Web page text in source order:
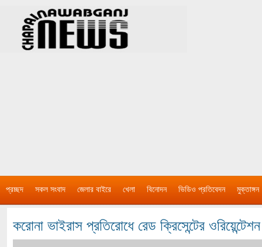
প্রচ্ছদ সকল সংবাদ জেলার বাইরে খেলা বিনোদন ভিডিও প্রতিবেদন মুক্তাঙ্গন
করোনা ভাইরাস প্রতিরোধে রেড ক্রিসেন্টের ওরিয়েন্টেশন